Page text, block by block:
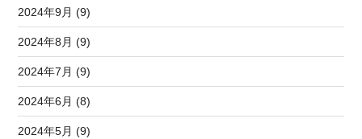
2024年9月 (9)
2024年8月 (9)
2024年7月 (9)
2024年6月 (8)
2024年5月 (9)